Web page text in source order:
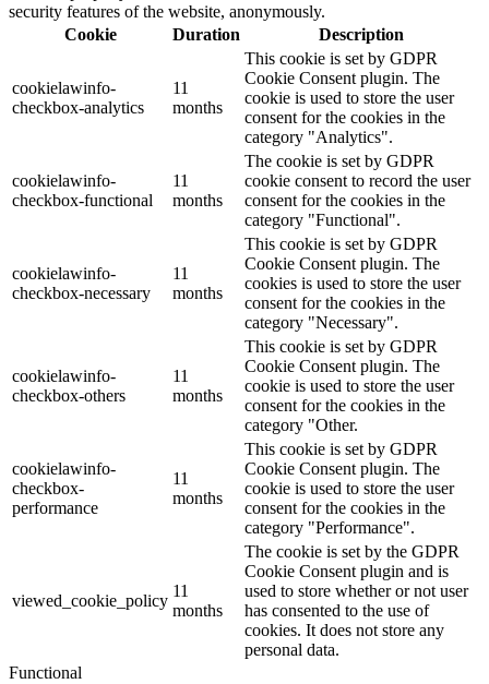
security features of the website, anonymously.
Cookie
Duration Description
cookielawinfo-
checkbox-analytics
11
months
This cookie is set by GDPR
Cookie Consent plugin. The
cookie is used to store the user
consent for the cookies in the
category "Analytics".
cookielawinfo-
checkbox-functional
11
months
The cookie is set by GDPR
cookie consent to record the user
consent for the cookies in the
category "Functional".
cookielawinfo-
checkbox-necessary
11
months
This cookie is set by GDPR
Cookie Consent plugin. The
cookies is used to store the user
consent for the cookies in the
category "Necessary".
cookielawinfo-
checkbox-others
11
months
This cookie is set by GDPR
Cookie Consent plugin. The
cookie is used to store the user
consent for the cookies in the
category "Other.
cookielawinfo-
checkbox-
performance
11
months
This cookie is set by GDPR
Cookie Consent plugin. The
cookie is used to store the user
consent for the cookies in the
category "Performance".
viewed_cookie_policy
11
months
The cookie is set by the GDPR
Cookie Consent plugin and is
used to store whether or not user
has consented to the use of
cookies. It does not store any
personal data.
Functional